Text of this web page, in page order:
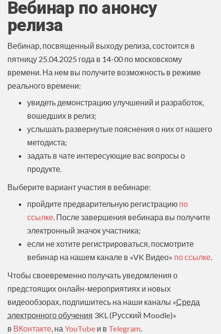
Вебинар по анонсу
релиза
Вебинар, посвященный выходу релиза, состоится в
пятницу 25.04.2025 года в 14-00 по московскому
времени. На нем вы получите возможность в режиме
реального времени:
увидеть демонстрацию улучшений и разработок,
вошедших в релиз;
услышать развернутые пояснения о них от нашего
методиста;
задать в чате интересующие вас вопросы о
продукте.
Выберите вариант участия в вебинаре:
пройдите предварительную регистрацию по
ссылке . После завершения вебинара вы получите
электронный значок участника;
если не хотите регистрироваться, посмотрите
вебинар на нашем канале в «VK Видео» по ссылке
Чтобы своевременно получать уведомления о
предстоящих онлайн-мероприятиях и новых
видеообзорах, подпишитесь на наши каналы «Среда
электронного обучения 3KL (Русский Moodle)»
в ВКонтакте , на YouTube и в Telegram